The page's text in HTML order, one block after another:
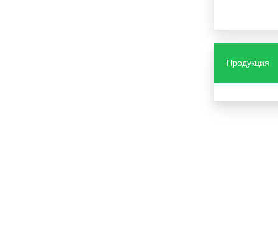
Продукция